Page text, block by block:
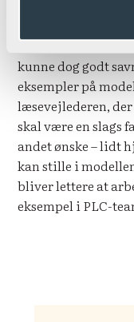
læse og anvende
spørgsmål, som
kunne dog godt
eksempler på
læsevejlederen,
skal være en slags
andet ønske – lidt
kan stille i
bliver lettere at
eksempel i PLC-